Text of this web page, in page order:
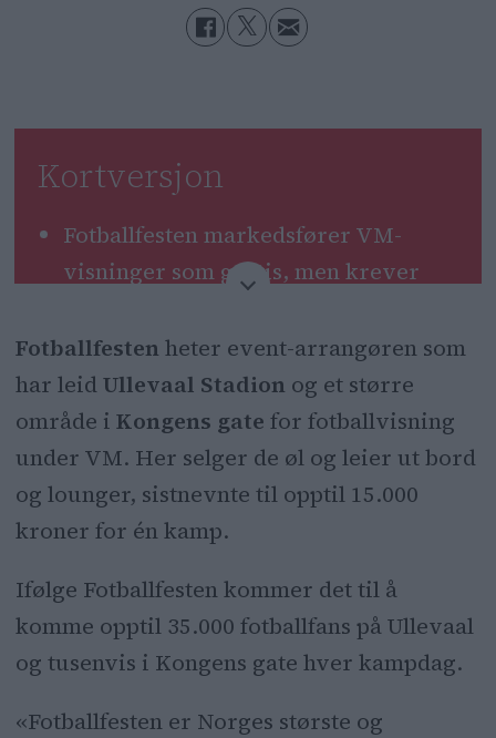
Kortversjon
Fotballfesten markedsfører VM-
visninger som gratis, men krever
Forbrukerrådet mener dette er
villedende markedsføring og krever
endringer.
Arrangørene nekter å kommentere
kritikken fra Forbrukerrådet.
Fotballfesten heter event-arrangøren som
har leidUllevaal Stadion og et større
område i Kongens gate for fotballvisning
under VM. Her selger de øl og leier ut bord
og lounger, sistnevnte til opptil 15.000
kroner for én kamp.
Ifølge Fotballfesten kommer det til å
komme opptil 35.000 fotballfans på Ullevaal
og tusenvis i Kongens gate hver kampdag.
«Fotballfesten er Norges største og